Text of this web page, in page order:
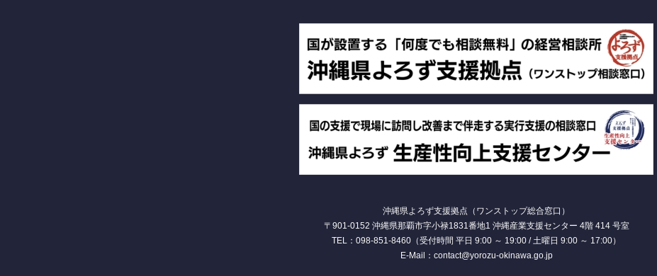
沖縄県よろず支援拠点（ワンストップ総合窓口）
〒901-0152 沖縄県那覇市字小禄1831番地1 沖縄産業支援センター 4階 414 号室
TEL：098-851-8460（受付時間 平日 9:00 ～ 19:00 / 土曜日 9:00 ～ 17:00）
E-Mail：contact@yorozu-okinawa.go.jp